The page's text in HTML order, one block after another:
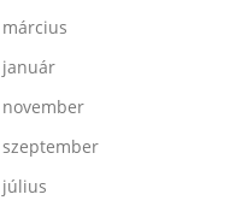
január
november
szeptember
július